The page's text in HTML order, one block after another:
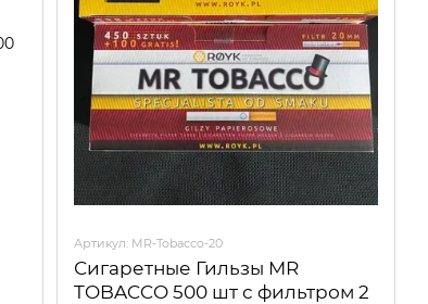
Артикул: MR-Tobacco-20
Сигаретные Гильзы MR
TOBACCO 500 шт с фильтром 2